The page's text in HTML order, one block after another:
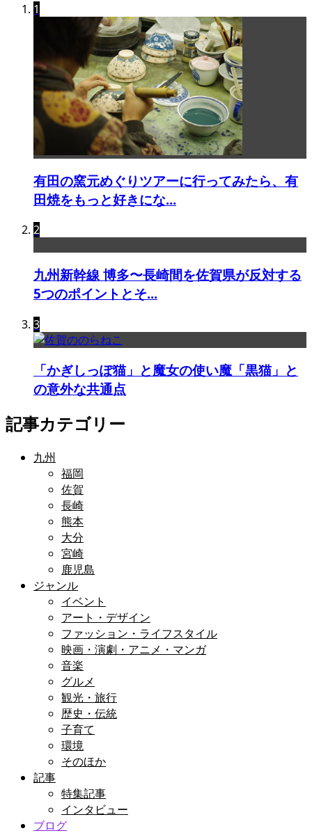
1
有田の窯元めぐりツアーに行ってみたら、有
田焼をもっと好きにな...
2
九州新幹線 博多〜長崎間を佐賀県が反対する
5つのポイントとそ...
3
「かぎしっぽ猫」と魔女の使い魔「黒猫」と
の意外な共通点
記事カテゴリー
九州
福岡
佐賀
長崎
熊本
大分
宮崎
鹿児島
ジャンル
イベント
アート・デザイン
ファッション・ライフスタイル
映画・演劇・アニメ・マンガ
音楽
グルメ
観光・旅行
歴史・伝統
子育て
環境
そのほか
記事
特集記事
インタビュー
ブログ